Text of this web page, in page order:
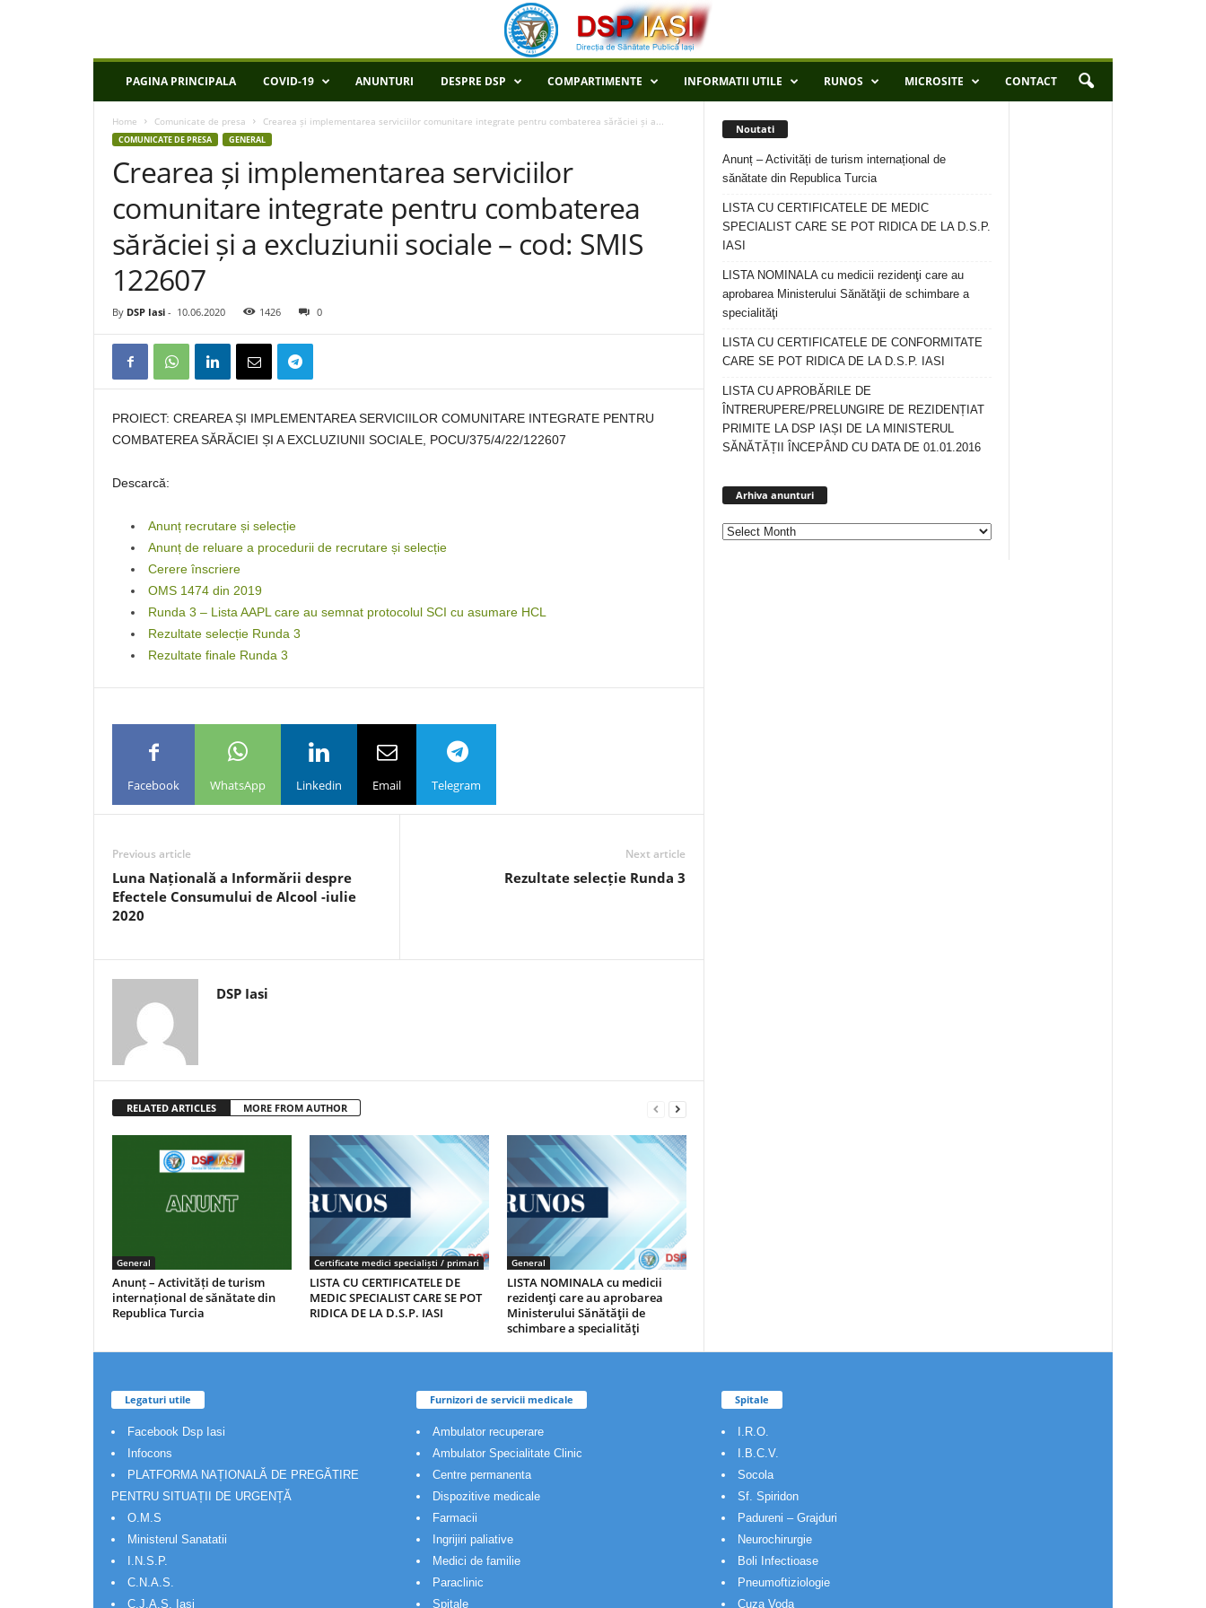
P
PAGINA PRINCIPALA COVID-19 ANUNTURI DESPRE DSP COMPARTIMENTE INFORMATII UTILE RUNOS MICROSITE CONTACT
Home Comunicate de presa Crearea și implementarea serviciilor comunitare integrate pentru combaterea sărăciei și a...
COMUNICATE DE PRESA GENERAL
Crearea și implementarea serviciilor
comunitare integrate pentru combaterea
sărăciei și a excluziunii sociale – cod: SMIS
122607
By DSP Iasi - 10.06.2020 1426 0
PROIECT: CREAREA ȘI IMPLEMENTAREA SERVICIILOR COMUNITARE INTEGRATE PENTRU
COMBATEREA SĂRĂCIEI ȘI A EXCLUZIUNII SOCIALE, POCU/375/4/22/122607
Descarcă:
Anunț recrutare și selecție
Anunț de reluare a procedurii de recrutare și selecție
Cerere înscriere
OMS 1474 din 2019
Runda 3 – Lista AAPL care au semnat protocolul SCI cu asumare HCL
Rezultate selecție Runda 3
Rezultate finale Runda 3
Facebook WhatsApp Linkedin Email Telegram
Previous article
Luna Națională a Informării despre
Efectele Consumului de Alcool -iulie
2020
Next article
Rezultate selecție Runda 3
DSP Iasi
RELATED ARTICLES MORE FROM AUTHOR
General
Anunț – Activități de turism
internațional de sănătate din
Republica Turcia
Certificate medici specialiști / primari
LISTA CU CERTIFICATELE DE
MEDIC SPECIALIST CARE SE POT
RIDICA DE LA D.S.P. IASI
General
LISTA NOMINALA cu medicii
rezidenţi care au aprobarea
Ministerului Sănătăţii de
schimbare a specialităţi
Noutati
Anunț – Activități de turism internațional de
sănătate din Republica Turcia
LISTA CU CERTIFICATELE DE MEDIC
SPECIALIST CARE SE POT RIDICA DE LA D.S.P.
IASI
LISTA NOMINALA cu medicii rezidenţi care au
aprobarea Ministerului Sănătăţii de schimbare a
specialităţi
LISTA CU CERTIFICATELE DE CONFORMITATE
CARE SE POT RIDICA DE LA D.S.P. IASI
LISTA CU APROBĂRILE DE
ÎNTRERUPERE/PRELUNGIRE DE REZIDENȚIAT
PRIMITE LA DSP IAȘI DE LA MINISTERUL
SĂNĂTĂȚII ÎNCEPÂND CU DATA DE 01.01.2016
Arhiva anunturi
Legaturi utile
Facebook Dsp Iasi
Infocons
PLATFORMA NAȚIONALĂ DE PREGĂTIRE
PENTRU SITUAȚII DE URGENȚĂ
O.M.S
Ministerul Sanatatii
I.N.S.P.
C.N.A.S.
C.J.A.S. Iasi
Furnizori de servicii medicale
Ambulator recuperare
Ambulator Specialitate Clinic
Centre permanenta
Dispozitive medicale
Farmacii
Ingrijiri paliative
Medici de familie
Paraclinic
Spitale
Spitale
I.R.O.
I.B.C.V.
Socola
Sf. Spiridon
Padureni – Grajduri
Neurochirurgie
Boli Infectioase
Pneumoftiziologie
Cuza Voda